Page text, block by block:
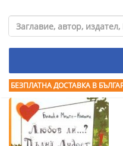
БЕЗПЛАТНА ДОСТАВКА В